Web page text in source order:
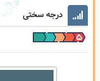
درجه سختی